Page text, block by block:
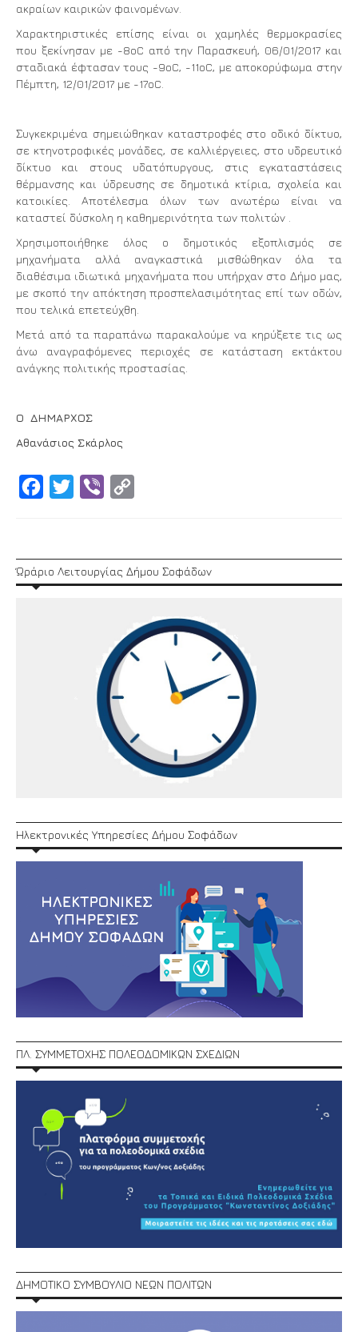
ακραίων καιρικών φαινομένων.
Χαρακτηριστικές επίσης είναι οι χαμηλές θερμοκρασίες
που ξεκίνησαν με -8οC από την Παρασκευή, 06/01/2017 και
σταδιακά έφτασαν τους -9οC, -11οC, με αποκορύφωμα στην
Πέμπτη, 12/01/2017 με -17οC.
Συγκεκριμένα σημειώθηκαν καταστροφές στο οδικό δίκτυο,
σε κτηνοτροφικές μονάδες, σε καλλιέργειες, στο υδρευτικό
δίκτυο και στους υδατόπυργους, στις εγκαταστάσεις
θέρμανσης και ύδρευσης σε δημοτικά κτίρια, σχολεία και
κατοικίες. Αποτέλεσμα όλων των ανωτέρω είναι να
καταστεί δύσκολη η καθημερινότητα των πολιτών .
Χρησιμοποιήθηκε όλος ο δημοτικός εξοπλισμός σε
μηχανήματα αλλά αναγκαστικά μισθώθηκαν όλα τα
διαθέσιμα ιδιωτικά μηχανήματα που υπήρχαν στο Δήμο μας,
με σκοπό την απόκτηση προσπελασιμότητας επί των οδών,
που τελικά επετεύχθη.
Μετά από τα παραπάνω παρακαλούμε να κηρύξετε τις ως
άνω αναγραφόμενες περιοχές σε κατάσταση εκτάκτου
ανάγκης πολιτικής προστασίας.
Ο ΔΗΜΑΡΧΟΣ
Αθανάσιος Σκάρλος
Facebook
Twitter Viber
Ώράριο Λειτουργίας Δήμου Σοφάδων
Ηλεκτρονικές Υπηρεσίες Δήμου Σοφάδων
ΠΛ. ΣΥΜΜΕΤΟΧΗΣ ΠΟΛΕΟΔΟΜΙΚΩΝ ΣΧΕΔΙΩΝ
ΔΗΜΟΤΙΚΟ ΣΥΜΒΟΥΛΙΟ ΝΕΩΝ ΠΟΛΙΤΩΝ